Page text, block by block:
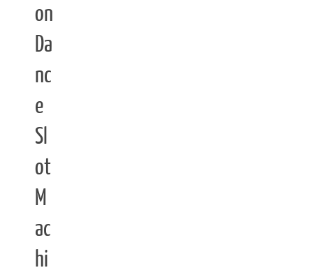
on
Da
nc
e
Sl
ot
M
ac
hi